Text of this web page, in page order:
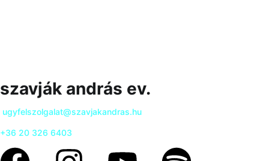
szavják andrás ev.
ugyfelszolgalat@szavjakandras.hu
+36 20 326 6403